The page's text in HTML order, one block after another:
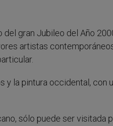
gran Jubileo del Año
artistas
y la pintura occidental, con
sólo puede ser visitada